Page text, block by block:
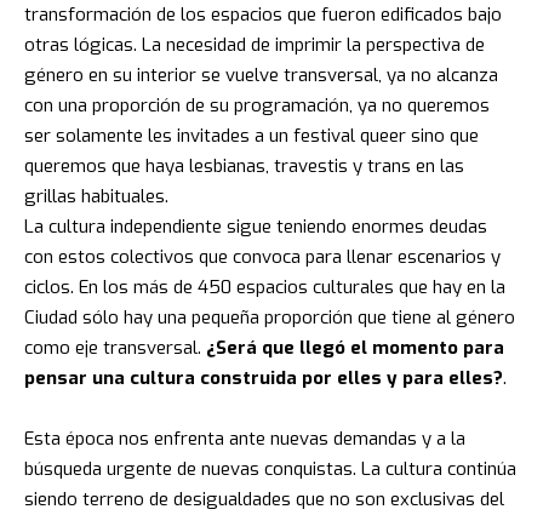
transformación de los espacios que fueron edificados bajo
otras lógicas. La necesidad de imprimir la perspectiva de
género en su interior se vuelve transversal, ya no alcanza
con una proporción de su programación, ya no queremos
ser solamente les invitades a un festival queer sino que
queremos que haya lesbianas, travestis y trans en las
grillas habituales.
La cultura independiente sigue teniendo enormes deudas
con estos colectivos que convoca para llenar escenarios y
ciclos. En los más de 450 espacios culturales que hay en la
Ciudad sólo hay una pequeña proporción que tiene al género
como eje transversal. ¿Será que llegó el momento para
pensar una cultura construida por elles y para elles?.
Esta época nos enfrenta ante nuevas demandas y a la
búsqueda urgente de nuevas conquistas. La cultura continúa
siendo terreno de desigualdades que no son exclusivas del